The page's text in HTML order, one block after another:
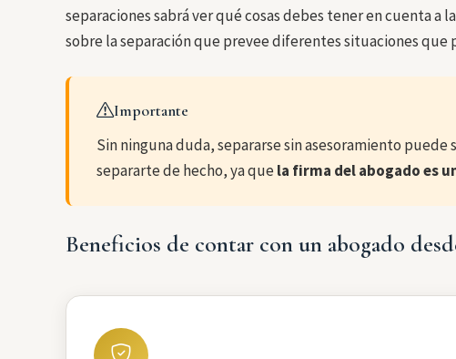
separaciones sabrá ver qué cosas debes tener en cuenta
sobre la separación que prevee diferentes situaciones
Importante
Sin ninguna duda, separarse sin asesoramiento
separarte de hecho, ya quela firma del abogado es
Beneficios de contar con un abogado